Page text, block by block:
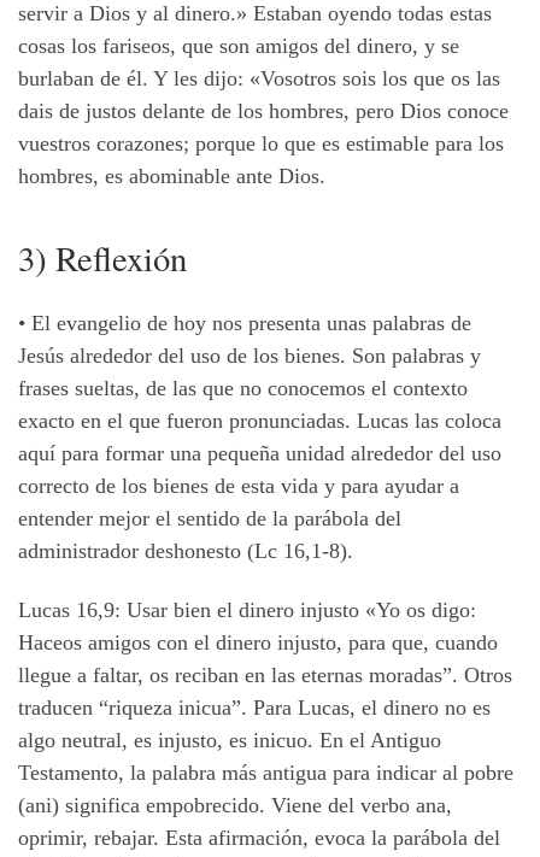
servir a Dios y al dinero.» Estaban oyendo todas estas
cosas los fariseos, que son amigos del dinero, y se
burlaban de él. Y les dijo: «Vosotros sois los que os las
dais de justos delante de los hombres, pero Dios conoce
vuestros corazones; porque lo que es estimable para los
hombres, es abominable ante Dios.
3) Reflexión
• El evangelio de hoy nos presenta unas palabras de
Jesús alrededor del uso de los bienes. Son palabras y
frases sueltas, de las que no conocemos el contexto
exacto en el que fueron pronunciadas. Lucas las coloca
aquí para formar una pequeña unidad alrededor del uso
correcto de los bienes de esta vida y para ayudar a
entender mejor el sentido de la parábola del
administrador deshonesto (Lc 16,1-8).
Lucas 16,9: Usar bien el dinero injusto «Yo os digo:
Haceos amigos con el dinero injusto, para que, cuando
llegue a faltar, os reciban en las eternas moradas”. Otros
traducen “riqueza inicua”. Para Lucas, el dinero no es
algo neutral, es injusto, es inicuo. En el Antiguo
Testamento, la palabra más antigua para indicar al pobre
(ani) significa empobrecido. Viene del verbo ana,
oprimir, rebajar. Esta afirmación, evoca la parábola del